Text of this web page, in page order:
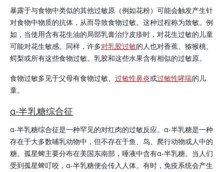
暴露于与食物中类似的其他过敏原（例如花粉）可能会触发产生针
对食物中物质的抗体，从而导致食物过敏。这种过程称为致敏。例
如，当使用含有花生油的局部乳膏治疗皮疹时，对花生过敏的儿童
可能对花生敏感。同样，许多对乳胶过敏的人也对香蕉、猕猴桃、
鳄梨或所有这些食物过敏。乳胶和这些水果含有相似的过敏原。
食物过敏多见于父母有食物过敏、 过敏性鼻炎或过敏性哮喘的儿
童。
α-半乳糖综合征
α-半乳糖综合征是一种罕见的对红肉的过敏反应。α-半乳糖是一种
存在于大多数哺乳动物中，但不存在于鱼、鸟、爬行动物或人中的
糖。孤星蜱主要分布在美国东南部，唾液中含有α-半乳糖。当人们
受到孤星蜱叮咬，α-半乳糖便会传入人体。有时，免疫系统会产生